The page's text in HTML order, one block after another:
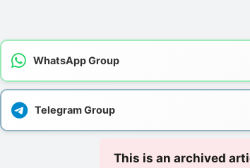
WhatsApp Group
Telegram Group
This is an archived